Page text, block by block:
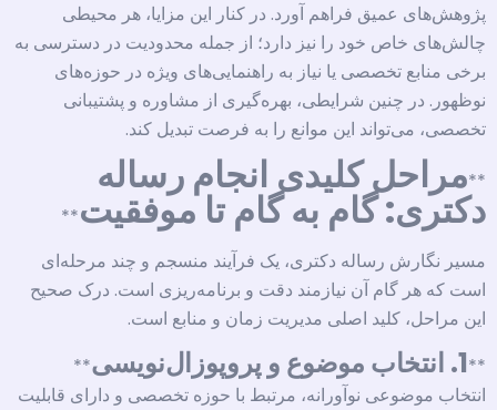
پژوهش‌های عمیق فراهم آورد. در کنار این مزایا، هر محیطی
چالش‌های خاص خود را نیز دارد؛ از جمله محدودیت در دسترسی به
برخی منابع تخصصی یا نیاز به راهنمایی‌های ویژه در حوزه‌های
نوظهور. در چنین شرایطی، بهره‌گیری از مشاوره و پشتیبانی
تخصصی، می‌تواند این موانع را به فرصت تبدیل کند.
**مراحل کلیدی انجام رساله
دکتری: گام به گام تا موفقیت**
مسیر نگارش رساله دکتری، یک فرآیند منسجم و چند مرحله‌ای
است که هر گام آن نیازمند دقت و برنامه‌ریزی است. درک صحیح
این مراحل، کلید اصلی مدیریت زمان و منابع است.
**1. انتخاب موضوع و پروپوزال‌نویسی
**
انتخاب موضوعی نوآورانه، مرتبط با حوزه تخصصی و دارای قابلیت